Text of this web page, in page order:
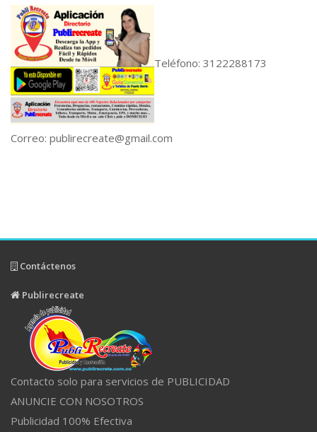
Teléfono: 3122288173
Correo: publirecreate@gmail.com
Contáctenos
Publirecreate
Contacto solo para servicios de PUBLICIDAD
ANUNCIE CON NOSOTROS
Publicidad 100% Efectiva